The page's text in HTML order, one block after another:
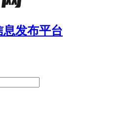
息发布平台